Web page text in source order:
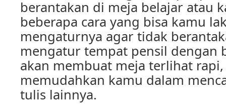
berantakan di meja belajar atau
beberapa cara yang bisa kamu
mengaturnya agar tidak
mengatur tempat pensil dengan
akan membuat meja terlihat
memudahkan kamu dalam
tulis lainnya.